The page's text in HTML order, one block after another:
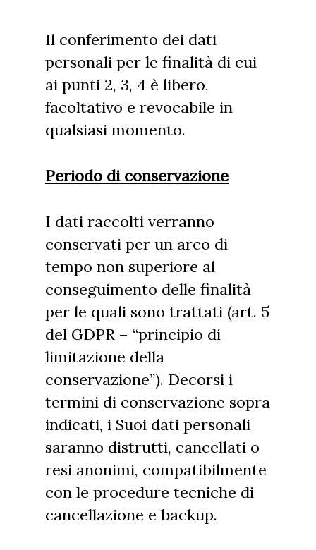
Il conferimento dei dati
personali per le finalità di cui
ai punti 2, 3, 4 è libero,
facoltativo e revocabile in
qualsiasi momento.
Periodo di conservazione
I dati raccolti verranno
conservati per un arco di
tempo non superiore al
conseguimento delle finalità
per le quali sono trattati (art. 5
del GDPR – “principio di
limitazione della
conservazione”). Decorsi i
termini di conservazione sopra
indicati, i Suoi dati personali
saranno distrutti, cancellati o
resi anonimi, compatibilmente
con le procedure tecniche di
cancellazione e backup.